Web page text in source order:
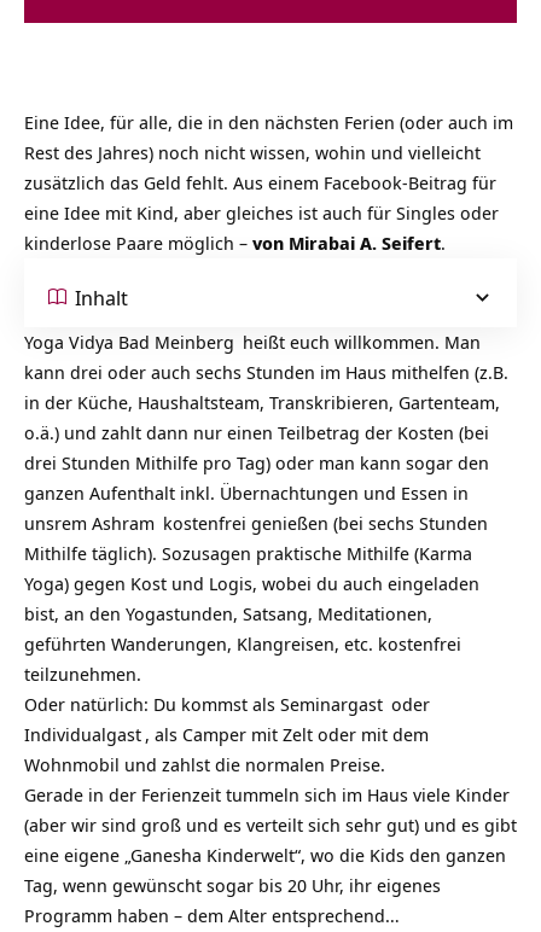
Eine Idee, für alle, die in den nächsten Ferien (oder auch im
Rest des Jahres) noch nicht wissen, wohin und vielleicht
zusätzlich das Geld fehlt. Aus einem Facebook-Beitrag für
eine Idee mit Kind, aber gleiches ist auch für Singles oder
kinderlose Paare möglich – von Mirabai A. Seifert.
Inhalt
Yoga Vidya Bad Meinberg heißt euch willkommen. Man
kann drei oder auch sechs Stunden im Haus mithelfen (z.B.
in der Küche, Haushaltsteam, Transkribieren, Gartenteam,
o.ä.) und zahlt dann nur einen Teilbetrag der Kosten (bei
drei Stunden Mithilfe pro Tag) oder man kann sogar den
ganzen Aufenthalt inkl. Übernachtungen und Essen in
unsrem Ashram kostenfrei genießen (bei sechs Stunden
Mithilfe täglich). Sozusagen praktische Mithilfe (Karma
Yoga) gegen Kost und Logis, wobei du auch eingeladen
bist, an den Yogastunden, Satsang, Meditationen,
geführten Wanderungen, Klangreisen, etc. kostenfrei
teilzunehmen.
Oder natürlich: Du kommst als Seminargast oder
Individualgast , als Camper mit Zelt oder mit dem
Wohnmobil und zahlst die normalen Preise.
Gerade in der Ferienzeit tummeln sich im Haus viele Kinder
(aber wir sind groß und es verteilt sich sehr gut) und es gibt
eine eigene „Ganesha Kinderwelt“, wo die Kids den ganzen
Tag, wenn gewünscht sogar bis 20 Uhr, ihr eigenes
Programm haben – dem Alter entsprechend…